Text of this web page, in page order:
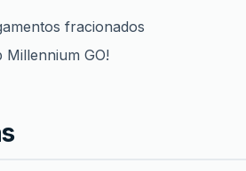
fracionados
GO!